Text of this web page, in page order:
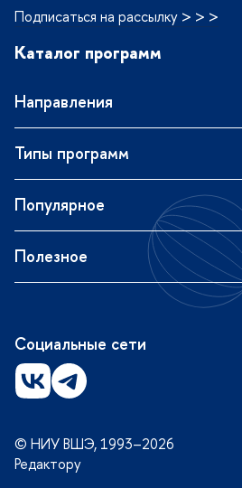
Подписаться на рассылку > > >
Каталог программ
Направления
Типы программ
Популярное
Полезное
Социальные сети
© НИУ ВШЭ, 1993–2026
Редактору